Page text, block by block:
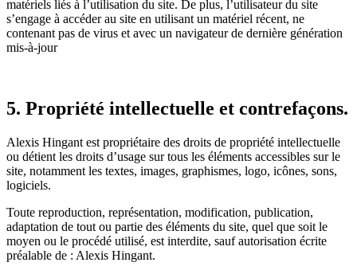
matériels liés à l’utilisation du site. De plus, l’utilisateur du site
s’engage à accéder au site en utilisant un matériel récent, ne
contenant pas de virus et avec un navigateur de dernière génération
mis-à-jour
5. Propriété intellectuelle et contrefaçons.
Alexis Hingant est propriétaire des droits de propriété intellectuelle
ou détient les droits d’usage sur tous les éléments accessibles sur le
site, notamment les textes, images, graphismes, logo, icônes, sons,
logiciels.
Toute reproduction, représentation, modification, publication,
adaptation de tout ou partie des éléments du site, quel que soit le
moyen ou le procédé utilisé, est interdite, sauf autorisation écrite
préalable de : Alexis Hingant.